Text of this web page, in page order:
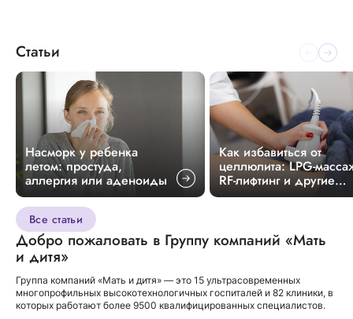
Статьи
Насморк у ребенка
летом: простуда,
аллергия или аденоиды
Как избавиться от
целлюлита: LPG-
RF-лифтинг и другие
методики
Все статьи
Добро пожаловать в Группу компаний «Мать
и дитя»
Группа компаний «Мать и дитя» — это 15 ультрасовременных
многопрофильных высокотехнологичных госпиталей и 82 клиники, в
которых работают более 9500 квалифицированных специалистов.